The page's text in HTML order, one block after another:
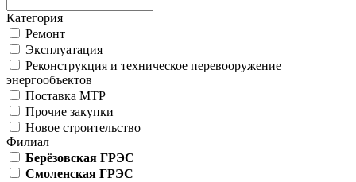
Категория
Ремонт
Эксплуатация
Реконструкция и техническое перевооружение
энергообъектов
Поставка МТР
Прочие закупки
Новое строительство
Филиал
Берёзовская ГРЭС
Смоленская ГРЭС